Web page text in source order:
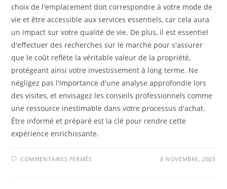
choix de l'emplacement doit correspondre à votre mode de
vie et être accessible aux services essentiels, car cela aura
un impact sur votre qualité de vie. De plus, il est essentiel
d'effectuer des recherches sur le marché pour s'assurer
que le coût reflète la véritable valeur de la propriété,
protégeant ainsi votre investissement à long terme. Ne
négligez pas l'importance d'une analyse approfondie lors
des visites, et envisagez les conseils professionnels comme
une ressource inestimable dans votre processus d'achat.
Être informé et préparé est la clé pour rendre cette
expérience enrichissante.
COMMENTAIRES FERMÉS 8 NOVEMBRE, 2025